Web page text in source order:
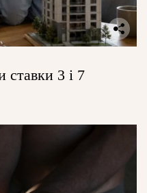
ставки 3 і 7